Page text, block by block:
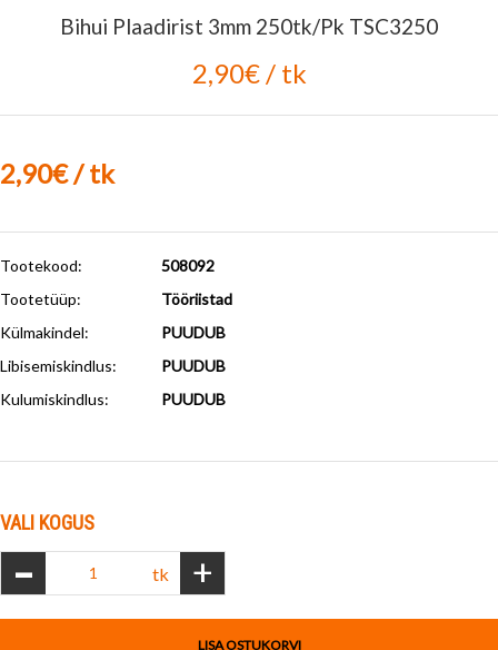
Bihui Plaadirist 3mm 250tk/pk TSC3250
2,90€ / tk
2,90€ / tk
Tootekood:
508092
Tootetüüp:
Tööriistad
Külmakindel:
PUUDUB
Libisemiskindlus:
PUUDUB
Kulumiskindlus: PUUDUB
VALI KOGUS
- tk +
LISA OSTUKORVI